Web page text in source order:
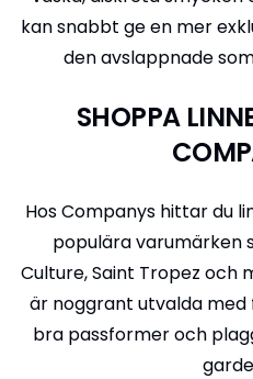
kan snabbt ge en mer
den avslappnade
SHOPPA
Hos Companys hittar du
populära varumärken
Culture, Saint Tropez och
är noggrant utvalda med
bra passformer och